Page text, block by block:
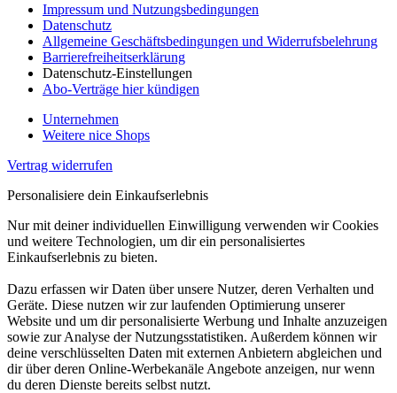
Impressum und Nutzungsbedingungen
Datenschutz
Allgemeine Geschäftsbedingungen und Widerrufsbelehrung
Barrierefreiheitserklärung
Datenschutz-Einstellungen
Abo-Verträge hier kündigen
Unternehmen
Weitere nice Shops
Vertrag widerrufen
Personalisiere dein Einkaufserlebnis
Nur mit deiner individuellen Einwilligung verwenden wir Cookies
und weitere Technologien, um dir ein personalisiertes
Einkaufserlebnis zu bieten.
Dazu erfassen wir Daten über unsere Nutzer, deren Verhalten und
Geräte. Diese nutzen wir zur laufenden Optimierung unserer
Website und um dir personalisierte Werbung und Inhalte anzuzeigen
sowie zur Analyse der Nutzungsstatistiken. Außerdem können wir
deine verschlüsselten Daten mit externen Anbietern abgleichen und
dir über deren Online-Werbekanäle Angebote anzeigen, nur wenn
du deren Dienste bereits selbst nutzt.